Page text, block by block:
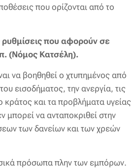
που ορίζονται από το
που αφορούν σε
(Νόμος Κατσέλη).
να βοηθηθεί ο χτυπημένος από
εισοδήματος, την ανεργία, τις
και τα προβλήματα υγείας
μπορεί να ανταποκριθεί στην
των δανείων και των χρεών
πρόσωπα πλην των εμπόρων.